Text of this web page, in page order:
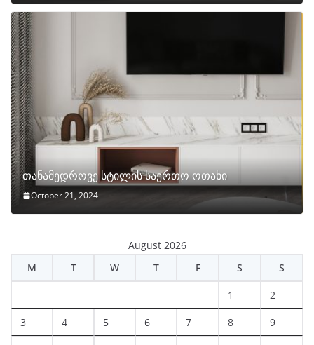
თანამედროვე სტილის საერთო ოთახი
October 21, 2024
August 2026
M
T W T F S S
1 2
3 4 5 6 7 8 9